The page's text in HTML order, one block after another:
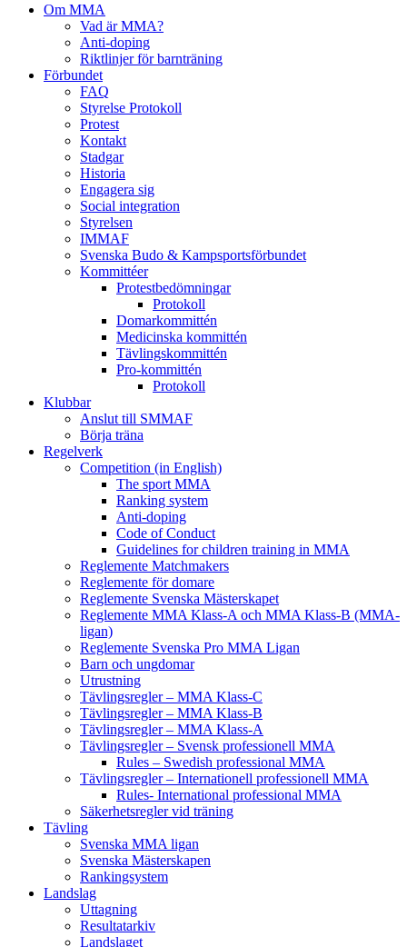
Om MMA
Vad är MMA?
Anti-doping
Riktlinjer för barnträning
Förbundet
FAQ
Styrelse Protokoll
Protest
Kontakt
Stadgar
Historia
Engagera sig
Social integration
Styrelsen
IMMAF
Svenska Budo & Kampsportsförbundet
Kommittéer
Protestbedömningar
Protokoll
Domarkommittén
Medicinska kommittén
Tävlingskommittén
Pro-kommittén
Protokoll
Klubbar
Anslut till SMMAF
Börja träna
Regelverk
Competition (in English)
The sport MMA
Ranking system
Anti-doping
Code of Conduct
Guidelines for children training in MMA
Reglemente Matchmakers
Reglemente för domare
Reglemente Svenska Mästerskapet
Reglemente MMA Klass-A och MMA Klass-B (MMA-
ligan)
Reglemente Svenska Pro MMA Ligan
Barn och ungdomar
Utrustning
Tävlingsregler – MMA Klass-C
Tävlingsregler – MMA Klass-B
Tävlingsregler – MMA Klass-A
Tävlingsregler – Svensk professionell MMA
Rules – Swedish professional MMA
Tävlingsregler – Internationell professionell MMA
Rules- International professional MMA
Säkerhetsregler vid träning
Tävling
Svenska MMA ligan
Svenska Mästerskapen
Rankingsystem
Landslag
Uttagning
Resultatarkiv
Landslaget